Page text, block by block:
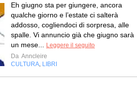
Eh giugno sta per giungere, ancora
qualche giorno e l’estate ci salterà
addosso, cogliendoci di sorpresa, alle
spalle. Vi annuncio già che giugno sarà
un mese...
Leggere il seguito
Da Anncleire
CULTURA LIBRI